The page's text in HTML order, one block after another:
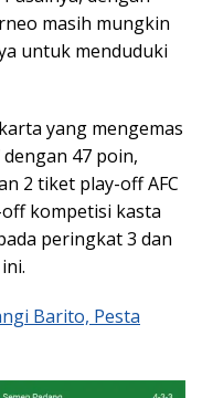
masih mungkin
untuk menduduki
yang mengemas
dengan 47 poin,
2 tiket play-off AFC
kompetisi kasta
peringkat 3 dan
Barito, Pesta